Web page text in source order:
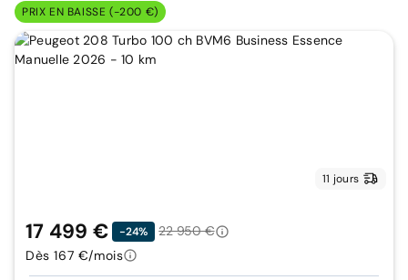
PRIX EN BAISSE (-200 €)
11 jours
17 499 € -24%
22 950 €
Dès 167 €/mois